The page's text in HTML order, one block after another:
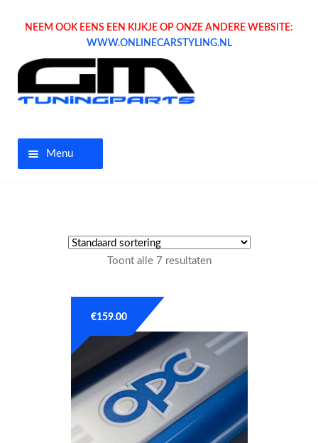
NEEM OOK EENS EEN KIJKJE OP ONZE ANDERE WEBSITE:
WWW.ONLINECARSTYLING.NL
Menu
Tuning parts
OPC Line
Bedrijfswagen parts
Toont alle 7 resultaten
€159.00